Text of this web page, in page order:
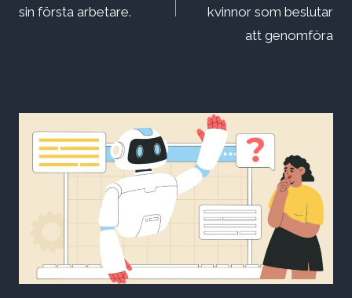
sin första arbetare.
kvinnor som beslutar
att genomföra